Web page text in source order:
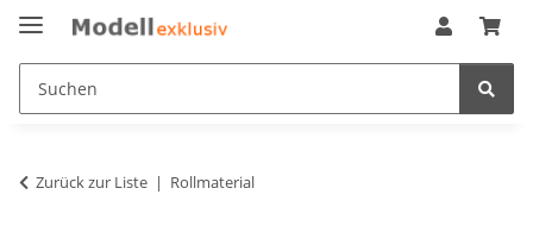
Zurück zur Liste Rollmaterial